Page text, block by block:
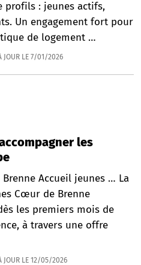
profils : jeunes actifs,
Un engagement fort pour
de logement …
JOUR LE 7/01/2026
les
Accueil jeunes … La
Cœur de Brenne
les premiers mois de
à travers une offre
JOUR LE 12/05/2026